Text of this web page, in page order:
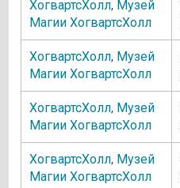
ХогвартсХолл, Музей
Магии ХогвартсХолл
ХогвартсХолл, Музей
Магии ХогвартсХолл
ХогвартсХолл, Музей
Магии ХогвартсХолл
ХогвартсХолл, Музей
Магии ХогвартсХолл